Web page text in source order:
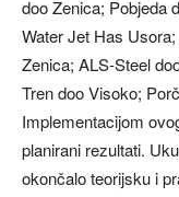
doo Zenica; Pobjeda
Water Jet Has
Zenica; ALS-Steel
Tren doo Visoko;
Implementacijom
planirani rezultati.
okončalo teorijsku i